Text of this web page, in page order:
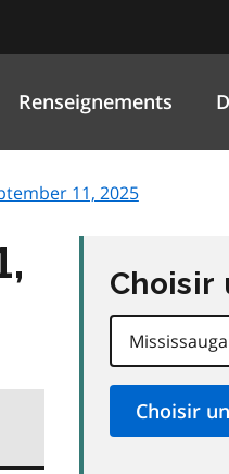
Renseignements
11, 2025
Choisir